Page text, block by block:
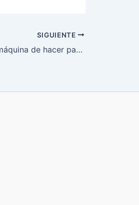
SIGUIENTE
Como usar máquina de hacer pan Recco